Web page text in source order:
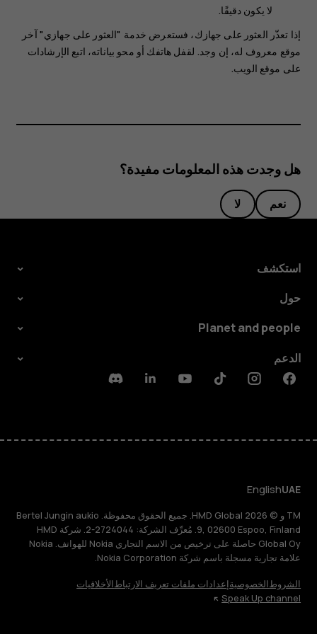
لا يكون دقيقًا.
إذا تعذّر العثور على جهازك، فستعرض خدمة "العثور على جهازي" آخر
موقع معروف له، إن وجد. لقفل هاتفك أو محو بياناته، اتبع الإرشادات
على موقع الويب.
هل وجدت هذه المعلومات مفيدة؟
نعم لا
استكشف
حول
Planet and people
الدعم
Facebook
Instagram
Tiktok
Youtube
Linkedin
Discord
UAE
English
TM و © 2026 HMD Global. جميع الحقوق محفوظة. Bertel Jungin aukio
9, 02600 Espoo, Finland. مُعرِّف الشركة: 2724044-2. شركة HMD
Global Oy حاصلة على ترخيص من الاسم التجاري Nokia للهواتف. Nokia
علامة تجارية مسجلة باسم شركة Nokia Corporation.
الشروطالخصوصيةإعدادات ملفات تعريف الارتباطالأخلاقيات
Speak Up channel